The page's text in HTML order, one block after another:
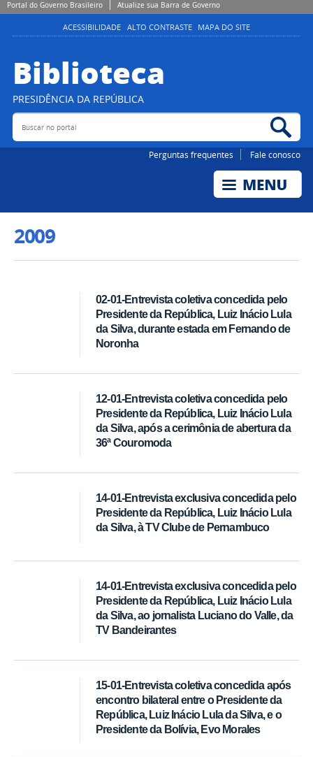
Portal do Governo Brasileiro Atualize sua Barra de Governo
ACESSIBILIDADE ALTO CONTRASTE MAPA DO SITE
Biblioteca
PRESIDÊNCIA DA REPÚBLICA
Buscar no portal
Perguntas frequentes Fale conosco
2009
02-01-Entrevista coletiva concedida pelo
Presidente da República, Luiz Inácio Lula
da Silva, durante estada em Fernando de
Noronha
12-01-Entrevista coletiva concedida pelo
Presidente da República, Luiz Inácio Lula
da Silva, após a cerimônia de abertura da
36ª Couromoda
14-01-Entrevista exclusiva concedida pelo
Presidente da República, Luiz Inácio Lula
da Silva, à TV Clube de Pernambuco
14-01-Entrevista exclusiva concedida pelo
Presidente da República, Luiz Inácio Lula
da Silva, ao jornalista Luciano do Valle, da
TV Bandeirantes
15-01-Entrevista coletiva concedida após
encontro bilateral entre o Presidente da
República, Luiz Inácio Lula da Silva, e o
Presidente da Bolívia, Evo Morales